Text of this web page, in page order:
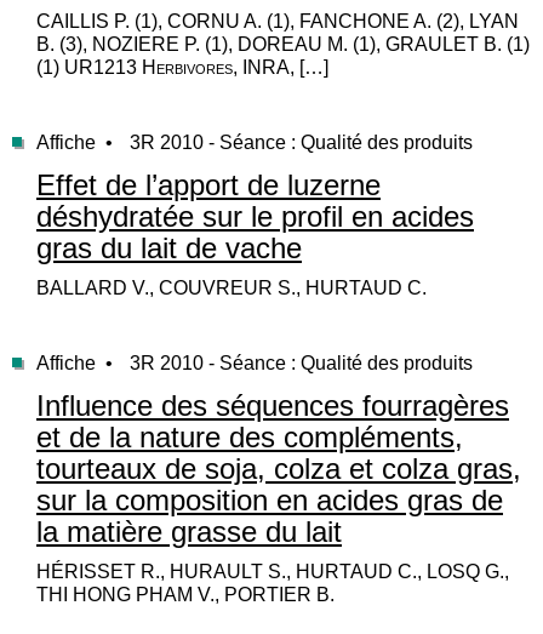
CAILLIS P. (1), CORNU A. (1), FANCHONE A. (2), LYAN
B. (3), NOZIERE P. (1), DOREAU M. (1), GRAULET B. (1)
(1) UR1213 Herbivores, INRA, […]
Affiche • 3R 2010 - Séance : Qualité des produits
Effet de l’apport de luzerne
déshydratée sur le profil en acides
gras du lait de vache
BALLARD V., COUVREUR S., HURTAUD C.
Affiche • 3R 2010 - Séance : Qualité des produits
Influence des séquences fourragères
et de la nature des compléments,
tourteaux de soja, colza et colza gras,
sur la composition en acides gras de
la matière grasse du lait
HÉRISSET R., HURAULT S., HURTAUD C., LOSQ G.,
THI HONG PHAM V., PORTIER B.